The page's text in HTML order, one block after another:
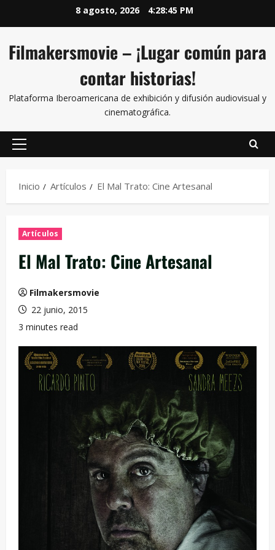
8 agosto, 2026 4:28:46 PM
Filmakersmovie – ¡Lugar común para
contar historias!
Plataforma Iberoamericana de exhibición y difusión audiovisual y
cinematográfica.
Inicio Artículos El Mal Trato: Cine Artesanal
Artículos
El Mal Trato: Cine Artesanal
Filmakersmovie
22 junio, 2015
3 minutes read